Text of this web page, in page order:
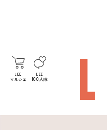
LEE
マルシェ
LEE
100人隊